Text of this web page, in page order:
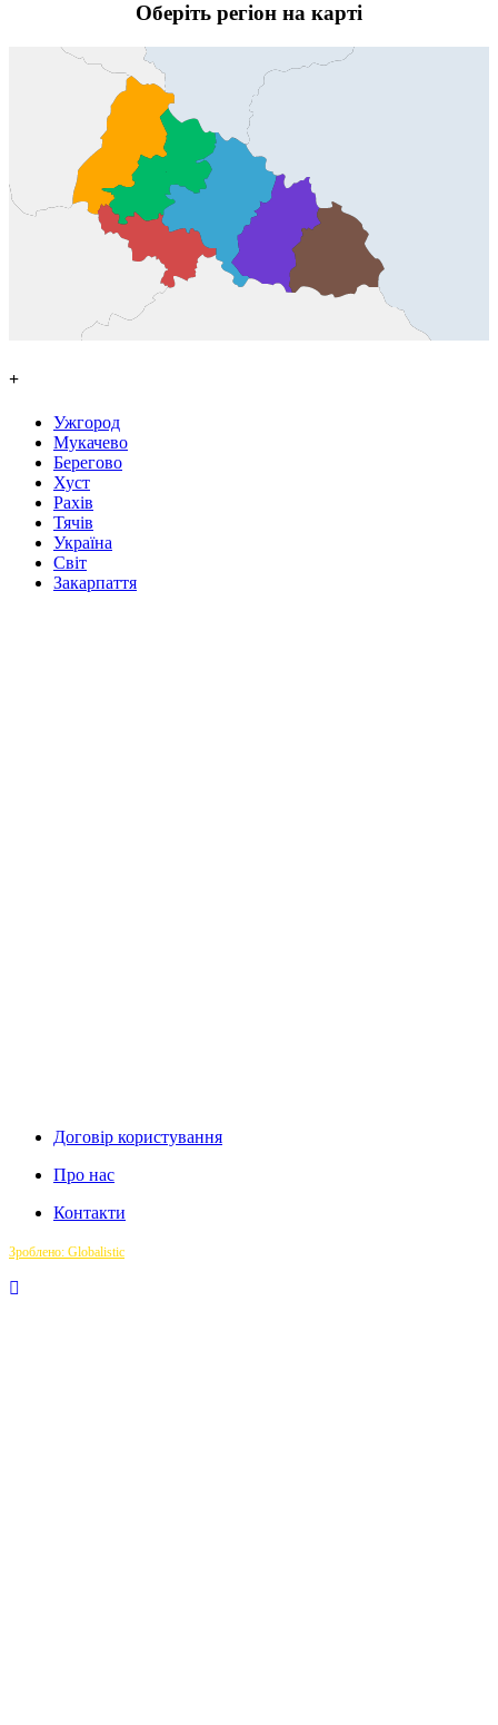
Оберіть регіон на карті
+
Ужгород
Мукачево
Берегово
Хуст
Рахів
Тячів
Україна
Світ
Закарпаття
Договір користування
Про нас
Контакти
Зроблено: Globalistic